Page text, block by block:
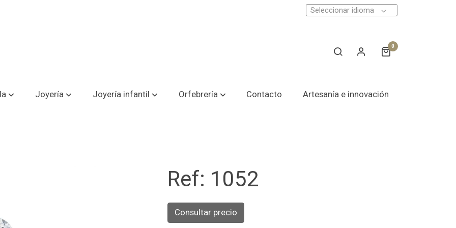
Seleccionar idioma
0
Joyería Joyería infantil Orfebrería Contacto Artesanía e innovación
Ref: 1052
Consultar precio